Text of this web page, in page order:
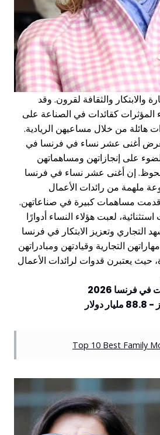
والابتكار والثقافة لقرون. وقد
المؤثرات كقائدات في الصناعة على
هائلة من خلال مساعيهن الريادية.
أغنى عشر نساء في فرنسا في
الضوء على إنجازاتهن ومساهماتهن
إن أغنى عشر نساء في فرنسا
هن مجموعة ملهمة من رائدات الأعمال
قدمت مساهمات كبيرة في صناعاتهن.
لعبت هؤلاء النساء أدوارًا
وتعزيز الابتكار في فرنسا
التجارية وقيادتهن ومبادراتهن
حيث يعتبرن قدوات لرائدات الأعمال
Top 10 Best Family